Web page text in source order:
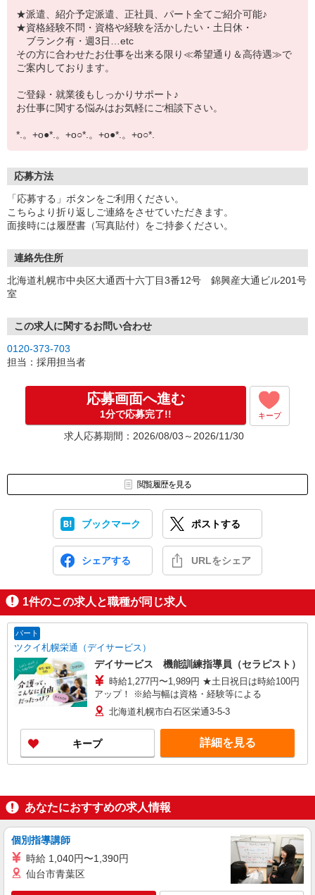
★派遣、紹介予定派遣、正社員、パート全てご紹介可能♪
★資格経験不問・資格や経験を活かしたい・土日休・
ブランク有・週3日…etc
その方に合わせたお仕事を出来る限り≪希望通り＆高待遇≫で
ご案内しております。
ご登録・就業後もしっかりサポート♪
お仕事に関する悩みはお気軽にご相談下さい。
*.。+o●*.。+o○*.。+o●*.。+o○*.
応募方法
「応募する」ボタンをご利用ください。
こちらより折り返しご連絡をさせていただきます。
面接時には履歴書（写真貼付）をご持参ください。
連絡先住所
北海道札幌市中央区大通西十六丁目3番12号 錦興産大通ビル201号
室
この求人に関するお問い合わせ
0120-373-703
担当：採用担当者
応募画面へ進む
1分で応募完了!! キープ
求人応募期間：2026/08/03～2026/11/30
閲覧履歴を見る
ブックマーク ポストする
シェアする URLをシェア
1件のこの求人と職種が同じ求人
パート
ツクイ札幌栄通（デイサービス）
デイサービス 機能訓練指導員（セラピスト）
時給1,277円〜1,989円 ★土日祝日は時給100円
アップ！ ※給与幅は資格・経験等による
北海道札幌市白石区栄通3-5-3
キープ 詳細を見る
あなたにおすすめの求人情報
個別指導講師
時給 1,040円〜1,390円
仙台市青葉区